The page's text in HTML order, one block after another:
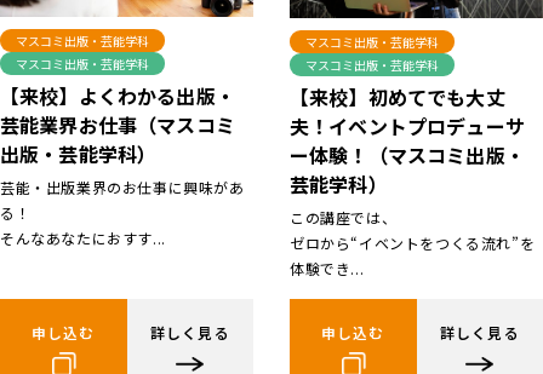
マスコミ出版・芸能学科
マスコミ出版・芸能学科
【来校】よくわかる出版・
芸能業界お仕事（マスコミ
出版・芸能学科）
芸能・出版業界のお仕事に興味があ
る！
そんなあなたにおすす...
申し込む 詳しく見る
マスコミ出版・芸能学科
マスコミ出版・芸能学科
【来校】初めてでも大丈
夫！イベントプロデューサ
ー体験！（マスコミ出版・
芸能学科）
この講座では、
ゼロから“イベントをつくる流れ”を
体験でき...
申し込む 詳しく見る